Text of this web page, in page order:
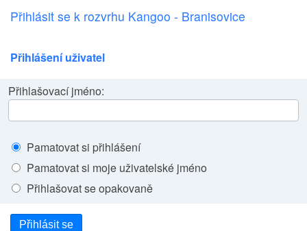
Přihlásit se k rozvrhu Kangoo - Branisovice
Přihlášení uživatel
Přihlašovací jméno:
Pamatovat si přihlášení
Pamatovat si moje uživatelské jméno
Přihlašovat se opakovaně
Přihlásit se